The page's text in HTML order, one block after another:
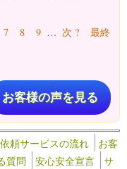
7 8 9 … 次 ?
最終
お客様の声を見る
頼サービスの流れ
お客
質問 安心安全宣言
サ